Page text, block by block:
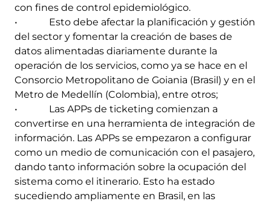
con fines de control epidemiológico.
• Esto debe afectar la planificación y gestión
del sector y fomentar la creación de bases de
datos alimentadas diariamente durante la
operación de los servicios, como ya se hace en el
Consorcio Metropolitano de Goiania (Brasil) y en el
Metro de Medellín (Colombia), entre otros;
• Las APPs de ticketing comienzan a
convertirse en una herramienta de integración de
información. Las APPs se empezaron a configurar
como un medio de comunicación con el pasajero,
dando tanto información sobre la ocupación del
sistema como el itinerario. Esto ha estado
sucediendo ampliamente en Brasil, en las